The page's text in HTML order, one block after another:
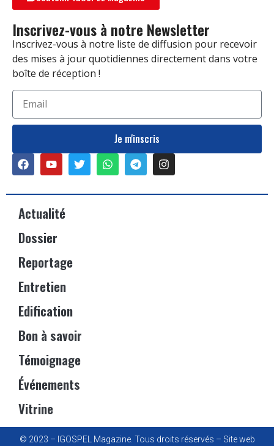
Inscrivez-vous à notre Newsletter
Inscrivez-vous à notre liste de diffusion pour recevoir
des mises à jour quotidiennes directement dans votre
boîte de réception !
Je m'inscris
Actualité
Dossier
Reportage
Entretien
Edification
Bon à savoir
Témoignage
Événements
Vitrine
© 2023 – IGOSPEL Magazine. Tous droits réservés – Site web